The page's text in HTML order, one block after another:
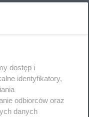
dostęp i
identyfikatory,
odbiorców oraz
danych